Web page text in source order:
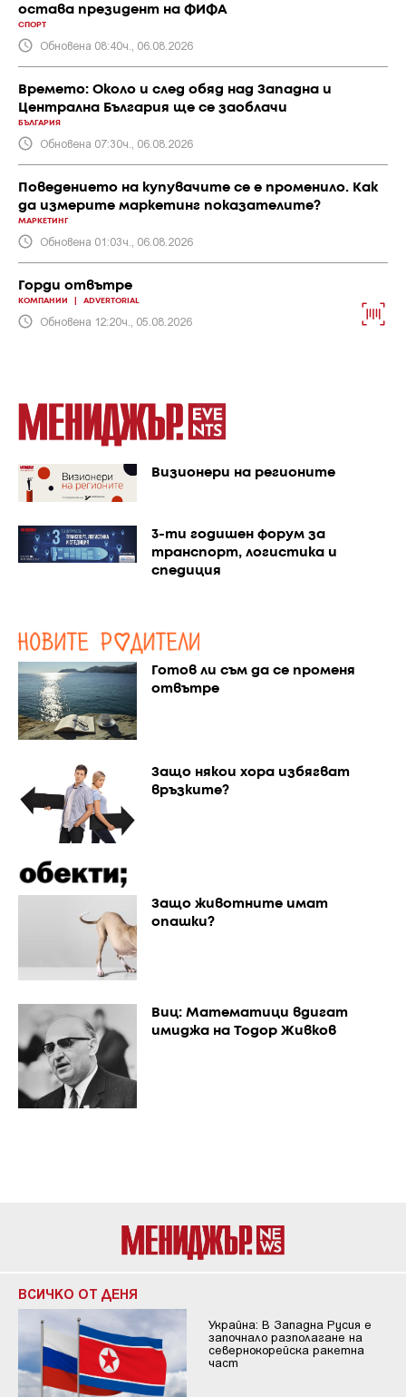
остава президент на ФИФА
СПОРТ
Обновена 08:40ч., 06.08.2026
Времето: Около и след обяд над Западна и
Централна България ще се заоблачи
БЪЛГАРИЯ
Обновена 07:30ч., 06.08.2026
Поведението на купувачите се е променило. Как
да измерите маркетинг показателите?
МАРКЕТИНГ
Обновена 01:03ч., 06.08.2026
Горди отвътре
КОМПАНИИ ADVERTORIAL
Обновена 12:20ч., 05.08.2026
Визионери на регионите
3-ти годишен форум за
транспорт, логистика и
спедиция
Готов ли съм да се променя
отвътре
Защо някои хора избягват
връзките?
Защо животните имат
опашки?
Виц: Математици вдигат
имиджа на Тодор Живков
ВСИЧКО ОТ ДЕНЯ
Украйна: В Западна Русия е
започнало разполагане на
севернокорейска ракетна
част